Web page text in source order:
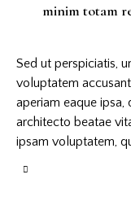
minim totam
Sed ut perspiciatis,
voluptatem
aperiam eaque ipsa,
architecto beatae
ipsam voluptatem,